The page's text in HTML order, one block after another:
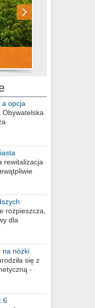
a opcja
Obywatelska
rewitalizacja
rozpieszcza,
dla
na nóżki
się z
-